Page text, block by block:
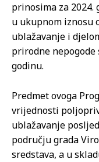
prinosima za 2024.
u ukupnom iznosu
ublažavanje i
prirodne nepogode
godinu.
Predmet ovoga
vrijednosti
ublažavanje
području grada
sredstava, a u